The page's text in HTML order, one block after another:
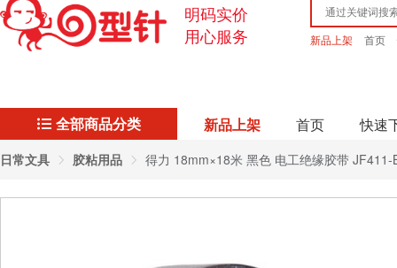
明码实价
用心服务
新品上架 首页
全部商品分类 新品上架 首页 快速
日常文具 胶粘用品 得力 18mm×18米 黑色 电工绝缘胶带 JF411-